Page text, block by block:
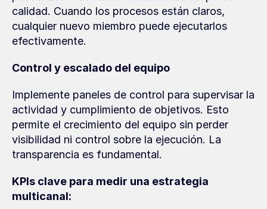
calidad. Cuando los procesos están claros,
cualquier nuevo miembro puede ejecutarlos
efectivamente.
Control y escalado del equipo
Implemente paneles de control para supervisar la
actividad y cumplimiento de objetivos. Esto
permite el crecimiento del equipo sin perder
visibilidad ni control sobre la ejecución. La
transparencia es fundamental.
KPIs clave para medir una estrategia
multicanal: